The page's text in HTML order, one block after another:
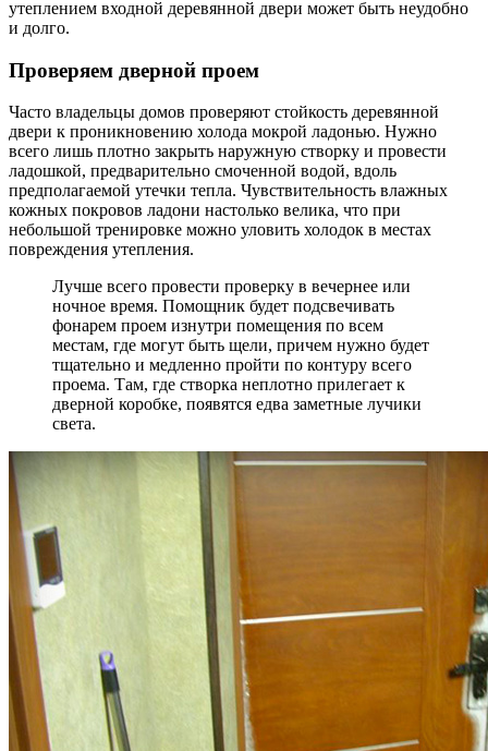
утеплением входной деревянной двери может быть неудобно
и долго.
Проверяем дверной проем
Часто владельцы домов проверяют стойкость деревянной
двери к проникновению холода мокрой ладонью. Нужно
всего лишь плотно закрыть наружную створку и провести
ладошкой, предварительно смоченной водой, вдоль
предполагаемой утечки тепла. Чувствительность влажных
кожных покровов ладони настолько велика, что при
небольшой тренировке можно уловить холодок в местах
повреждения утепления.
Лучше всего провести проверку в вечернее или
ночное время. Помощник будет подсвечивать
фонарем проем изнутри помещения по всем
местам, где могут быть щели, причем нужно будет
тщательно и медленно пройти по контуру всего
проема. Там, где створка неплотно прилегает к
дверной коробке, появятся едва заметные лучики
света.